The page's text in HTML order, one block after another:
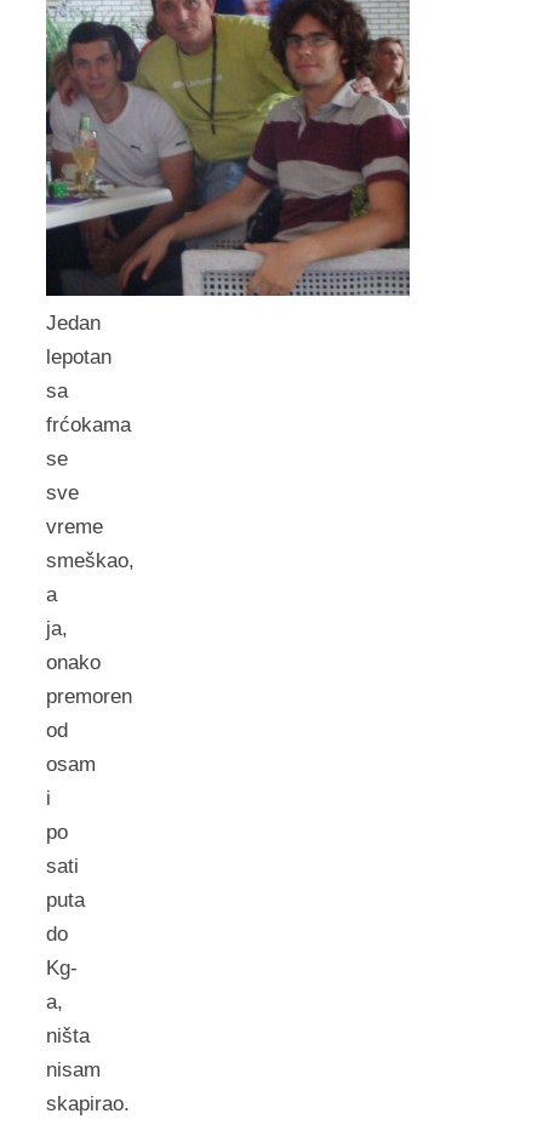
Jedan
lepotan
sa
frćokama
se
sve
vreme
smeškao,
a
ja,
onako
premoren
od
osam
i
po
sati
puta
do
Kg-
a,
ništa
nisam
skapirao.